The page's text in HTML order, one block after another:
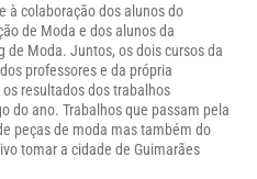
à colaboração dos alunos do
de Moda e dos alunos da
de Moda. Juntos, os dois cursos da
professores e da própria
resultados dos trabalhos
do ano. Trabalhos que passam pela
peças de moda mas também do
tomar a cidade de Guimarães